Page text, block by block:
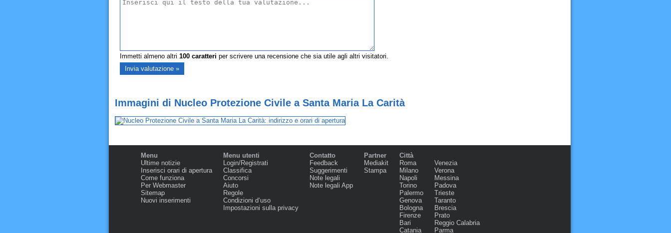
Immetti almeno altri 100caratteri per scrivere una recensione che sia utile agli altri visitatori.
Immagini di Nucleo Protezione Civile a Santa Maria La Carità
Menu
Ultime notizie
Inserisci orari di apertura
Come funziona
Per Webmaster
Sitemap
Nuovi inserimenti
Menu utenti
Login/Registrati
Classifica
Concorsi
Aiuto
Regole
Condizioni d‘uso
Impostazioni sulla privacy
Contatto
Feedback
Suggerimenti
Note legali
Note legali App
Partner
Mediakit
Stampa
Città
Roma
Milano
Napoli
Torino
Palermo
Genova
Bologna
Firenze
Bari
Catania
Venezia
Verona
Messina
Padova
Trieste
Taranto
Brescia
Prato
Reggio Calabria
Parma